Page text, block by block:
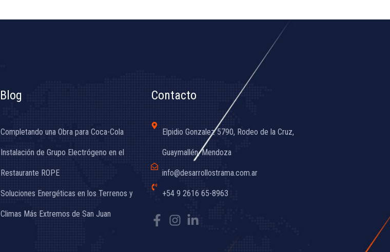
Blog
Completando una Obra para Coca-Cola
Instalación de Grupo Electrógeno en el
Restaurante ROPE
Soluciones Energéticas en los Terrenos y
Climas Más Extremos de San Juan
Contacto
Elpidio Gonzalez 5790, Rodeo de la Cruz,
Guaymallén, Mendoza
info@desarrollostrama.com.ar
+54 9 2616 65-8963